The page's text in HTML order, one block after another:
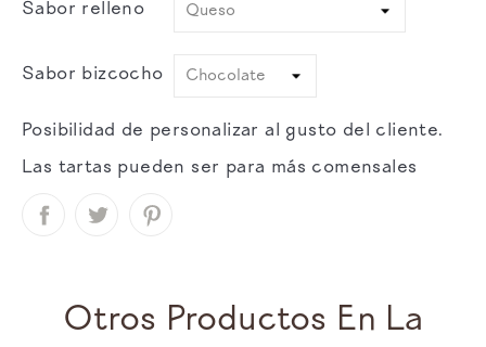
Sabor relleno
Sabor bizcocho
Posibilidad de personalizar al gusto del cliente.
Las tartas pueden ser para más comensales
Otros Productos En La